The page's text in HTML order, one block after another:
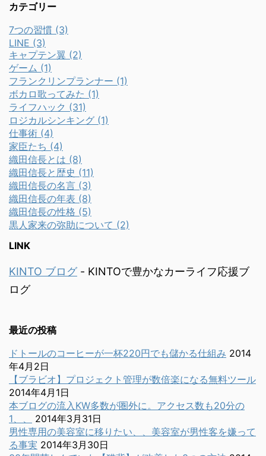
カテゴリー
7つの習慣 (3)
LINE (3)
キャプテン翼 (2)
ゲーム (1)
フランクリンプランナー (1)
ボカロ歌ってみた (1)
ライフハック (31)
ロジカルシンキング (1)
仕事術 (4)
家臣たち (4)
織田信長とは (8)
織田信長と歴史 (11)
織田信長の名言 (3)
織田信長の年表 (8)
織田信長の性格 (5)
黒人家来の弥助について (2)
LINK
KINTO ブログ- KINTOで豊かなカーライフ応援ブ
ログ
最近の投稿
ドトールのコーヒーが一杯220円でも儲かる仕組み 2014
年4月2日
【ブラビオ】プロジェクト管理が数倍楽になる無料ツール
2014年4月1日
本ブログの流入KW多数が圏外に。アクセス数も20分の
1、、
2014年3月31日
男性専用の美容室に移りたい、、美容室が男性客を嫌って
る事実 2014年3月30日